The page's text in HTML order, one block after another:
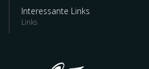
Interessante Links
Links